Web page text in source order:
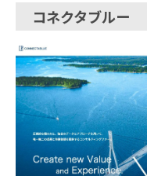
コネクタブルー